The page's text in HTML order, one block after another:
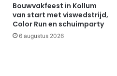
Bouwvakfeest in Kollum
van start met viswedstrijd,
Color Run en schuimparty
6 augustus 2026